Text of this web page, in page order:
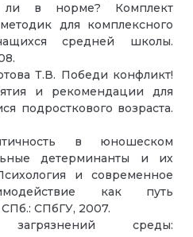
в норме? Комплект
для комплексного
средней школы.
Т.В. Победи конфликт!
и рекомендации для
подросткового возраста.
в юношеском
детерминанты и их
и современное
как путь
СПбГУ, 2007.
загрязнений среды: